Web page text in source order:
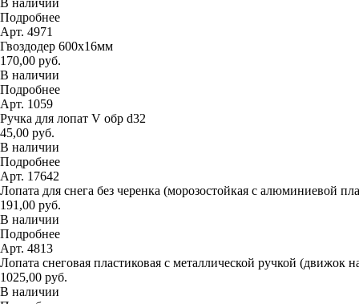
Подробнее
Арт. 4971
Гвоздодер 600х16мм
170,00 руб.
В наличии
Подробнее
Арт. 1059
Ручка для лопат V обр d32
45,00 руб.
В наличии
Подробнее
Арт. 17642
Лопата для снега без черенка (морозостойкая с алюминиевой
191,00 руб.
В наличии
Подробнее
Арт. 4813
Лопата снеговая пластиковая с металлической ручкой (движок
1025,00 руб.
В наличии